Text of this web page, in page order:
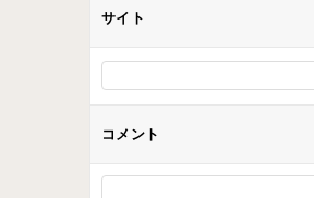
サイト
コメント